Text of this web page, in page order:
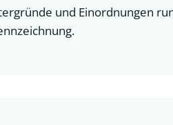
und Einordnungen